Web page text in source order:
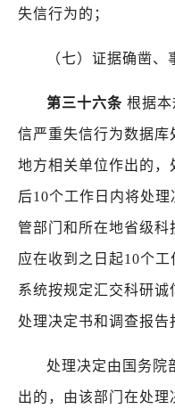
失信行为的；
（七）证据确凿、
第三十六条 根据
信严重失信行为数据
地方相关单位作出的
后10个工作日内将处
管部门和所在地省级科
应在收到之日起10个工
系统按规定汇交科研
处理决定书和调查报告
处理决定由国务院
出的，由该部门在处理